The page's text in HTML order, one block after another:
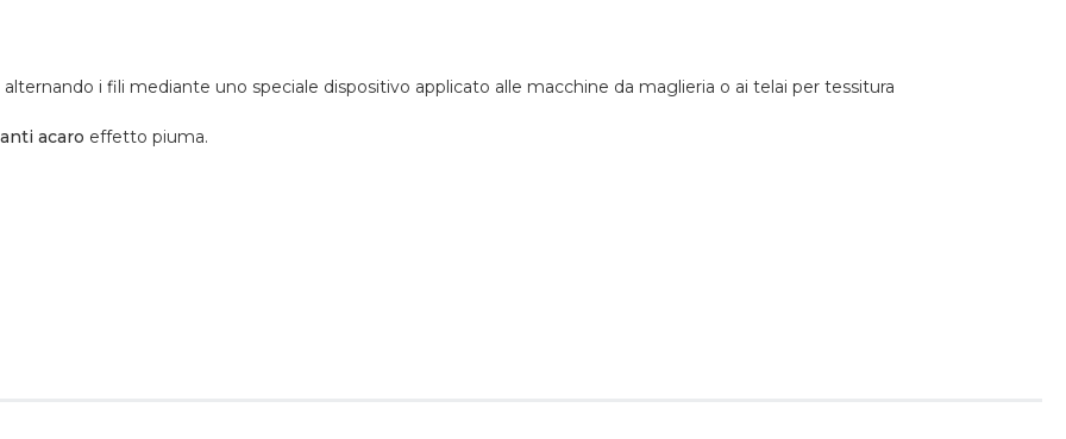
i fili mediante uno speciale dispositivo applicato alle macchine da maglieria o ai telai per tessitura
acaro effetto piuma.